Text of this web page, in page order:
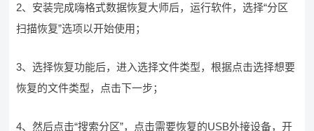
2、安装完成嗨格式数据恢复大师后，运行软件，选择“分区
扫描恢复”选项以开始使用；
3、选择恢复功能后，进入选择文件类型，根据点击选择想要
恢复的文件类型，点击下一步；
4、然后点击“搜索分区”，点击需要恢复的USB外接设备，开